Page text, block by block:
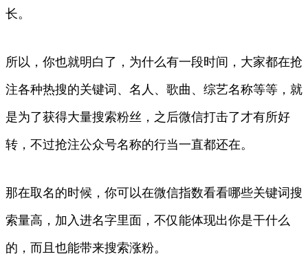
长。
所以，你也就明白了，为什么有一段时间，大家都在抢
注各种热搜的关键词、名人、歌曲、综艺名称等等，就
是为了获得大量搜索粉丝，之后微信打击了才有所好
转，不过抢注公众号名称的行当一直都还在。
那在取名的时候，你可以在微信指数看看哪些关键词搜
索量高，加入进名字里面，不仅能体现出你是干什么
的，而且也能带来搜索涨粉。